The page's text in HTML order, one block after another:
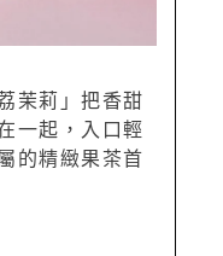
茉莉」把香甜
一起，入口輕
的精緻果茶首